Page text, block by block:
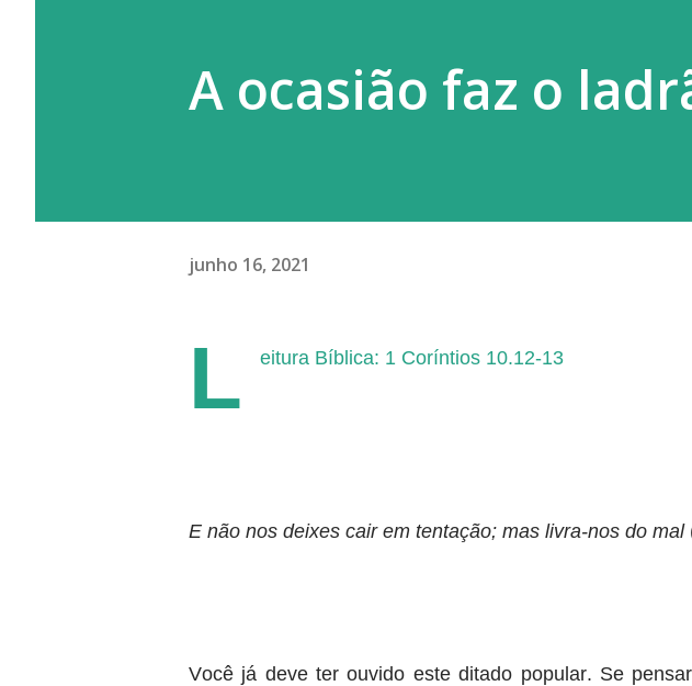
A ocasião faz o
junho 16, 2021
L eitura Bíblica: 1 Coríntios 10.12-13
E não nos deixes cair em tentação; mas livra-nos do mal
Você já deve ter ouvido este ditado popular. Se